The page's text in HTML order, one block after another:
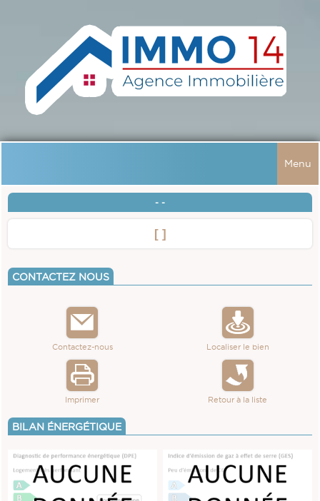
Menu
MAISONS
APPARTEMENTS
IMMEUBLES
TERRAINS
LOCATIONS
SERVICES
ALERTE E-MAIL
VENDRE UN BIEN
ESTIMATION
CALCULETTE
CONTACT
- -
[ ]
CONTACTEZ NOUS
Contactez-nous Localiser le bien
Imprimer Retour à la liste
BILAN ÉNERGÉTIQUE